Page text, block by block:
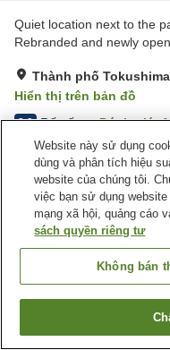
Quiet location next to the
Rebranded and newly
Thành phố
Hiển thị trên bản đồ
3.9 Rất tốt Đánh giá:
Trang chủ Nhật Bản
Parkside Hotel Tokushima
Website này sử dụng
dùng và phân tích hiệu
website của chúng tôi.
việc bạn sử dụng
mạng xã hội, quảng cáo
sách quyền riêng tư
Không bán